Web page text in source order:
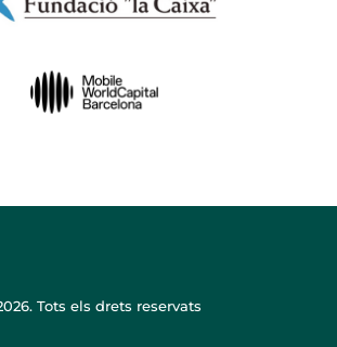
Tots els drets reservats